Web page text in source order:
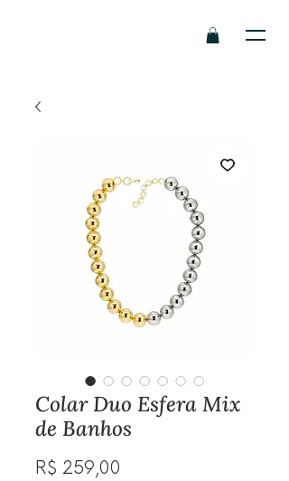
Colar Duo Esfera Mix
de Banhos
R$ 259,00